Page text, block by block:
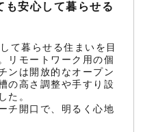
も安心して暮らせる
て暮らせる住まいを目
リモートワーク用の個
ンは開放的なオープン
の高さ調整や手すり設
た。
チ開口で、明るく心地